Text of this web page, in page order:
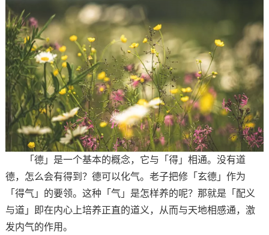
「德」是一个基本的概念，它与「得」相通。没有道
德，怎么会有得到？德可以化气。老子把修「玄德」作为
「得气」的要领。这种「气」是怎样养的呢？那就是「配义
与道」即在内心上培养正直的道义，从而与天地相感通，激
发内气的作用。